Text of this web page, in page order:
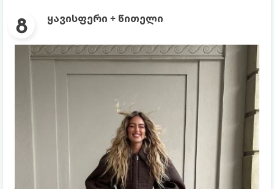
ყავისფერი + წითელი